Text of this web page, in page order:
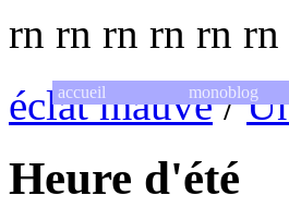
rn rn rn rn rn rn
accueil monoblog
éclat mauve/
Heure d'été